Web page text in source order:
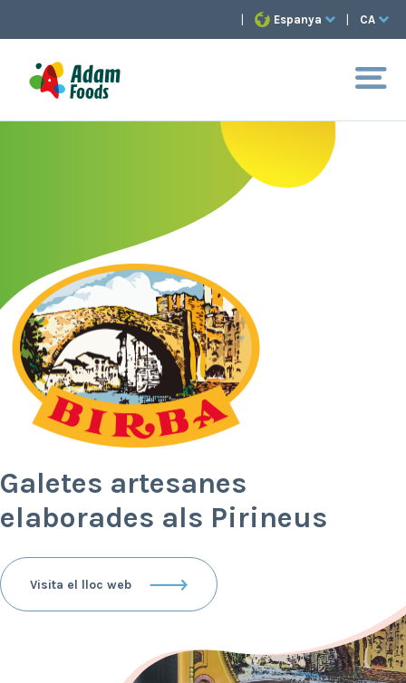
Espanya CA
Galetes artesanes
elaborades als Pirineus
Visita el lloc web